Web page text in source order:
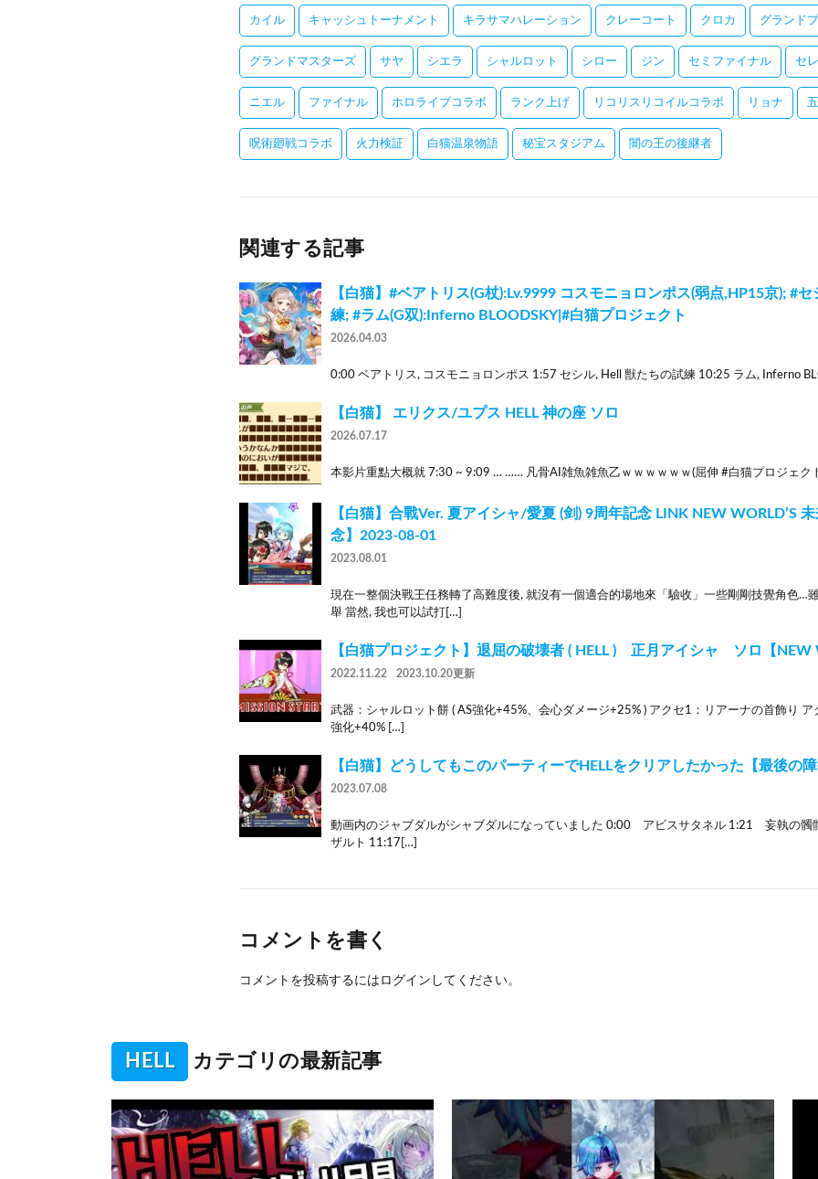
カイル キャッシュトーナメント キラサマハレーション クレーコート クロカ グランド
グランドマスターズ サヤ シエラ シャルロット シロー ジン セミファイナル セ
ニエル ファイナル ホロライブコラボ ランク上げ リコリスリコイルコラボ リョナ
呪術廻戦コラボ 火力検証 白猫温泉物語 秘宝スタジアム 闇の王の後継者
関連する記事
【白猫】#ベアトリス(G杖):Lv.9999 コスモニョロンポス(弱点,HP15京); #
練; #ラム(G双):Inferno BLOODSKY|#白猫プロジェクト
2026.04.03
0:00 ベアトリス, コスモニョロンポス 1:57 セシル, Hell 獣たちの試練 10:25 ラム, Inferno
【白猫】 エリクス/ユプス HELL 神の座 ソロ
2026.07.17
本影片重點大概就 7:30 ~ 9:09 … …… 凡骨AI雑魚雑魚乙ｗｗｗｗｗｗ(屈伸 #白猫プロジェ
【白猫】合戰Ver. 夏アイシャ/愛夏 (剑) 9周年記念 LINK NEW WORLD’S
念】2023-08-01
2023.08.01
現在一整個決戰王任務轉了高難度後, 就沒有一個適合的場地來「驗收」一些剛剛技覺角色…
舉 當然, 我也可以試打[…]
【白猫プロジェクト】退屈の破壊者 ( HELL ) 正月アイシャ ソロ【NEW
2022.11.22 2023.10.20更新
武器：シャルロット餅 ( AS強化+45%、会心ダメージ+25% ) アクセ1：リアーナの首飾り
強化+40% […]
【白猫】どうしてもこのパーティーでHELLをクリアしたかった【最後の
2023.07.08
動画内のジャブダルがシャブダルになっていました 0:00 アビスサタネル 1:21 妄執の
ザルト 11:17[…]
コメントを書く
コメントを投稿するには ログイン してください。
HELL カテゴリの最新記事